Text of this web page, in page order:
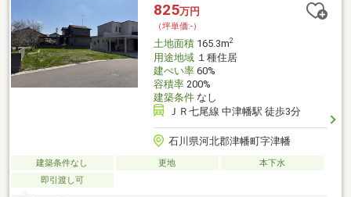
825万円
（坪単価:-）
土地面積165.3m2
用途地域１種住居
建ぺい率60%
容積率200%
建築条件なし
ＪＲ七尾線 中津幡駅 徒歩3分
石川県河北郡津幡町字津幡
建築条件なし 更地
本下水
即引渡し可